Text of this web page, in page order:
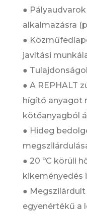
●
alkalmazásra
●
javítási
●
● A REPHALT
hígító anyagot
kötőanyagból
● Hideg
● 20 ºC körüli
kikeményedés
●
egyenértékű a